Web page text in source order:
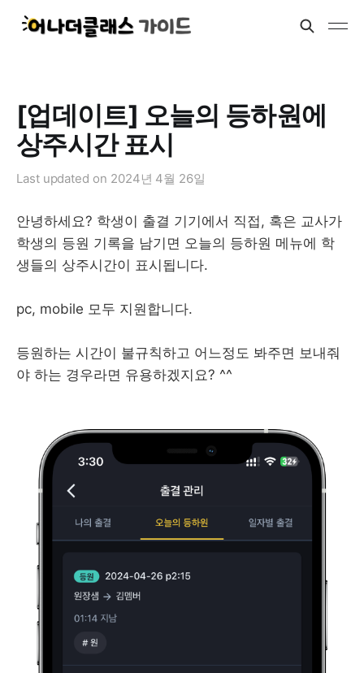
[업데이트] 오늘의 등하원에
상주시간 표시
Last updated on 2024년 4월 26일
안녕하세요? 학생이 출결 기기에서 직접, 혹은 교사가
학생의 등원 기록을 남기면 오늘의 등하원 메뉴에 학
생들의 상주시간이 표시됩니다.
pc, mobile 모두 지원합니다.
등원하는 시간이 불규칙하고 어느정도 봐주면 보내줘
야 하는 경우라면 유용하겠지요? ^^